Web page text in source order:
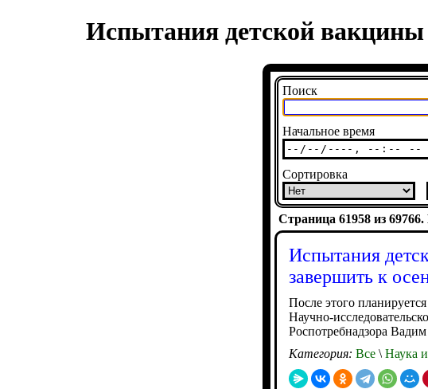
Испытания детской
Поиск
Начальное время
Сортировка
Страница 61958 из 69766.
Испытания
завершить к
После этого
Научно-
Роспотребнадзора
Категория: Все \ Наука